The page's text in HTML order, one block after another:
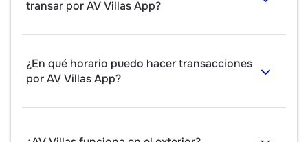
transar por AV Villas App?
¿En qué horario puedo hacer transacciones
por AV Villas App?